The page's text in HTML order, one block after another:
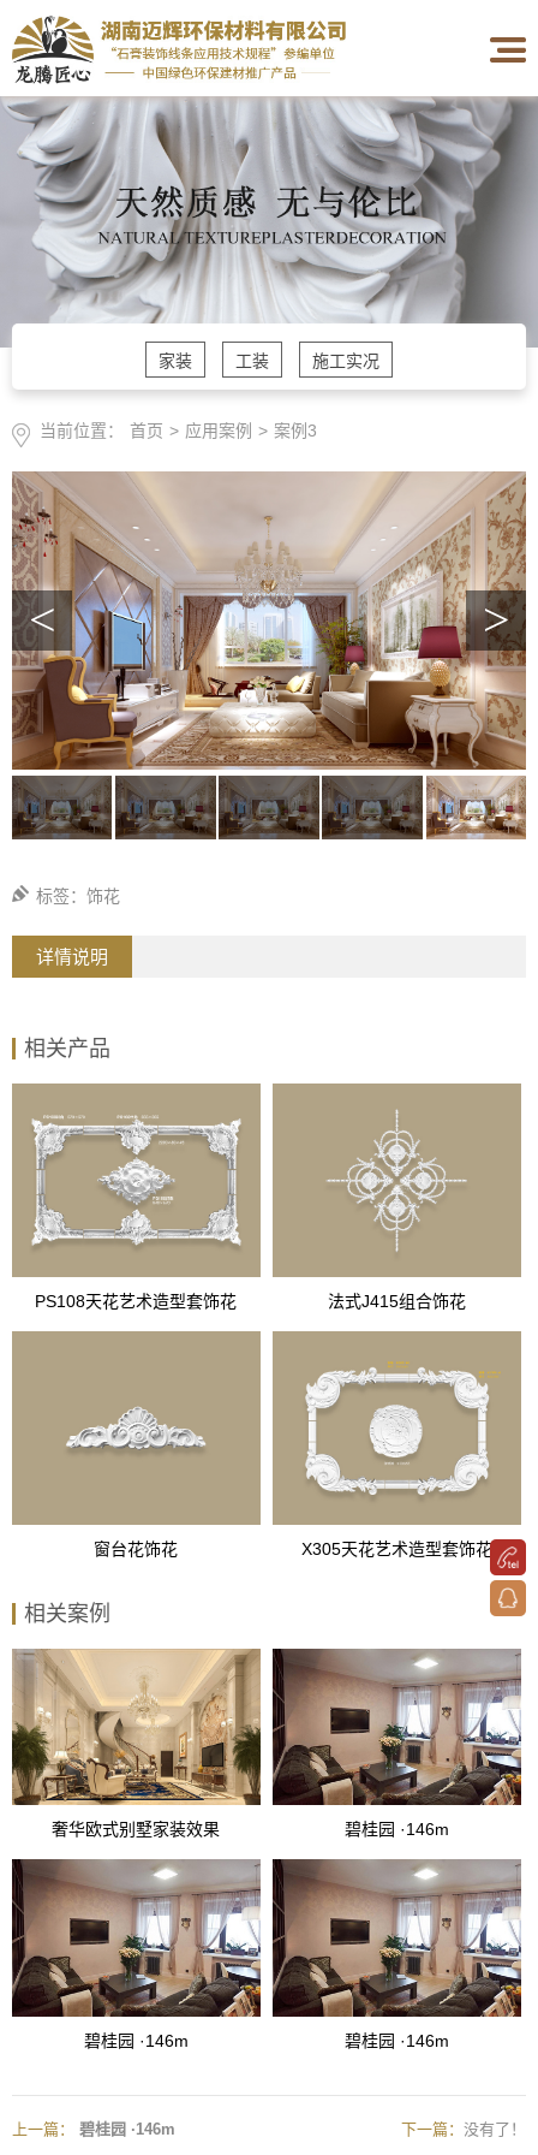
家装 工装 施工实况
当前位置： 首页 > 应用案例 > 案例3
< >
标签：饰花
详情说明
相关产品
PS108天花艺术造型套饰花 法式J415组合饰花
窗台花饰花 X305天花艺术造型套饰花
相关案例
奢华欧式别墅家装效果 碧桂园 ·146m
碧桂园 ·146m 碧桂园 ·146m
上一篇： 碧桂园 ·146m 下一篇： 没有了！